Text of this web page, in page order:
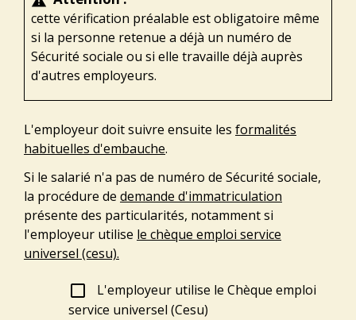
cette vérification préalable est obligatoire même
si la personne retenue a déjà un numéro de
Sécurité sociale ou si elle travaille déjà auprès
d'autres employeurs.
L'employeur doit suivre ensuite les formalités
habituelles d'embauche.
Si le salarié n'a pas de numéro de Sécurité sociale,
la procédure de demande d'immatriculation
présente des particularités, notamment si
l'employeur utilise le chèque emploi service
universel (cesu).
check_box_outline_blank
L'employeur utilise le Chèque emploi
service universel (Cesu)